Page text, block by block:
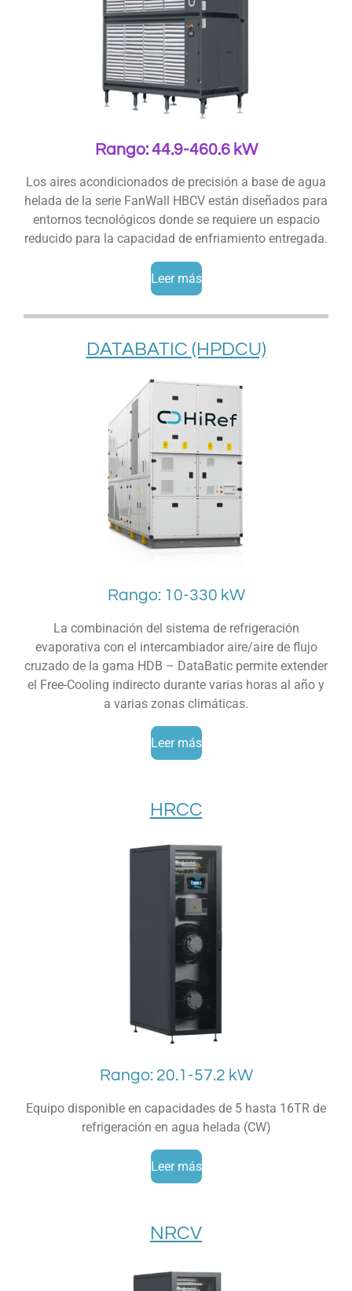
Rango: 44.9-460.6 kW
Los aires acondicionados de precisión a base de agua
helada de la serie FanWall HBCV están diseñados para
entornos tecnológicos donde se requiere un espacio
reducido para la capacidad de enfriamiento entregada.
Leer más
DATABATIC (HPDCU)
Rango: 10-330 kW
La combinación del sistema de refrigeración
evaporativa con el intercambiador aire/aire de flujo
cruzado de la gama HDB – DataBatic permite extender
el Free-Cooling indirecto durante varias horas al año y
a varias zonas climáticas.
Leer más
HRCC
Rango: 20.1-57.2 kW
Equipo disponible en capacidades de 5 hasta 16TR de
refrigeración en agua helada (CW)
Leer más
NRCV